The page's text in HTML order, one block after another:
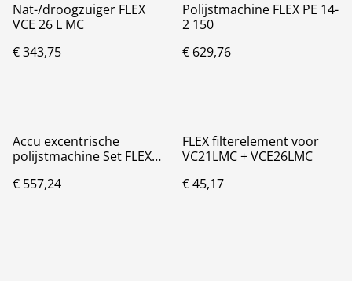
Nat-/droogzuiger FLEX
VCE 26 L MC
€ 343,75
Polijstmachine FLEX PE 14-
2 150
€ 629,76
Accu excentrische
polijstmachine Set FLEX
€ 557,24
FLEX filterelement voor
VC21LMC + VCE26LMC
€ 45,17